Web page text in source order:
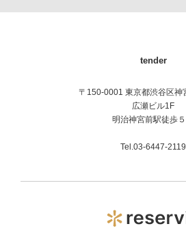
tender
〒150-0001 東京都渋谷区神
広瀬ビル1F
明治神宮前駅徒歩
Tel.03-6447-2119